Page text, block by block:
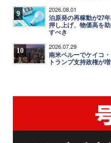
9 2026.08.01
泊原発の再稼動が27
押し上げ、物価高を
すべき
10 2026.07.29
南米ペルーでケイコ
トランプ支持政権が